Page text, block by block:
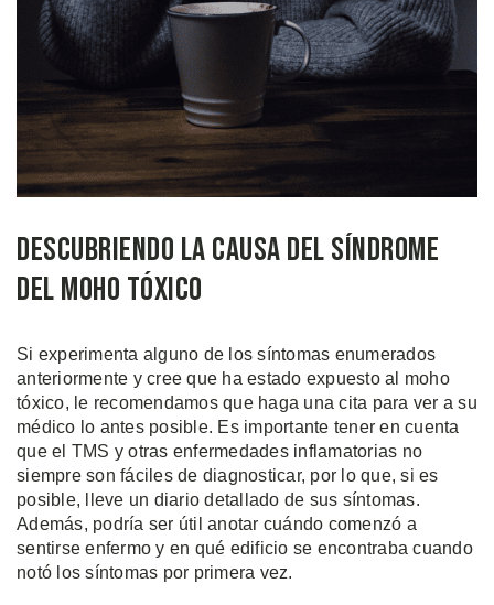
Descubriendo la Causa Del Síndrome
Del Moho Tóxico
Si experimenta alguno de los síntomas enumerados
anteriormente y cree que ha estado expuesto al moho
tóxico, le recomendamos que haga una cita para ver a su
médico lo antes posible. Es importante tener en cuenta
que el TMS y otras enfermedades inflamatorias no
siempre son fáciles de diagnosticar, por lo que, si es
posible, lleve un diario detallado de sus síntomas.
Además, podría ser útil anotar cuándo comenzó a
sentirse enfermo y en qué edificio se encontraba cuando
notó los síntomas por primera vez.